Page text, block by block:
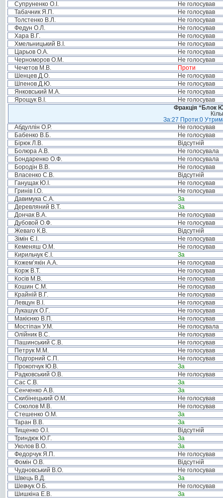
Супруненко О.І.
Не голосував
Табачник Я.П.
Не голосував
Толстенко В.Л.
Не голосував
Федун О.Л.
Не голосував
Хара В.Г.
Не голосував
Хмельницький В.І.
Не голосував
Царьов О.А.
Не голосував
Черноморов О.М.
Не голосував
Чечетов М.В.
Проти
Шенцев Д.О.
Не голосував
Шпенов Д.Ю.
Не голосував
Янковський М.А.
Не голосував
Ярощук В.І.
Не голосував
Фракція “Блок
За:27 Проти:0
Абдуллін О.Р.
Не голосував
Бабенко В.Б.
Не голосував
Бірюк Л.В.
Відсутній
Болюра А.В.
Не голосувала
Бондаренко О.Ф.
Не голосувала
Бородін В.В.
Не голосував
Власенко С.В.
Відсутній
Ганущак Ю.І.
Не голосував
Гринів І.О.
Не голосував
Давимука С.А.
За
Деревляний В.Т.
За
Дончак В.А.
Не голосував
Дубовой О.Ф.
Не голосував
Жеваго К.В.
Відсутній
Зімін Є.І.
Не голосував
Кеменяш О.М.
Не голосував
Кирильчук Є.І.
За
Кожем’якін А.А.
Не голосував
Корж В.Т.
Не голосував
Косів М.В.
Не голосував
Кошин С.М.
Не голосував
Крайній В.Г.
Не голосував
Левцун В.І.
Не голосував
Лукашук О.Г.
Не голосував
Макієнко В.П.
Не голосував
Мостіпан У.М.
Не голосувала
Олійник В.С.
Не голосував
Пашинський С.В.
Не голосував
Петрук М.М.
Не голосував
Подгорний С.П.
Не голосував
Прокопчук Ю.В.
За
Радковський О.В.
Не голосував
Сас С.В.
За
Сенченко А.В.
За
Скибінецький О.М.
Не голосував
Соколов М.В.
Не голосував
Стешенко О.М.
За
Таран В.В.
За
Тищенко О.І.
Відсутній
Триндюк Ю.Г.
За
Уколов В.О.
За
Федорчук Я.П.
Не голосував
Фомін О.В.
Відсутній
Чудновський В.О.
Не голосував
Швець В.Д.
За
Шевчук О.Б.
Не голосував
Шишкіна Е.В.
За